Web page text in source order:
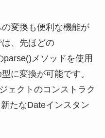
変換も便利な機能が
、先ほどの
メソッドを使用
に変換が可能です。
ェクトのコンストラク
たなDateインスタン